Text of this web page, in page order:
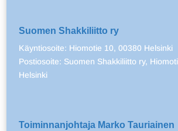
Suomen Shakkiliitto ry
Käyntiosoite: Hiomotie 10, 00380 Helsinki
Postiosoite: Suomen Shakkiliitto ry,
Helsinki
Toiminnanjohtaja Marko Tauriainen